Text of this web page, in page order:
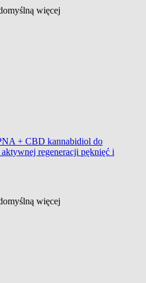
więcej
+ CBD kannabidiol do
regeneracji pęknięć i
więcej